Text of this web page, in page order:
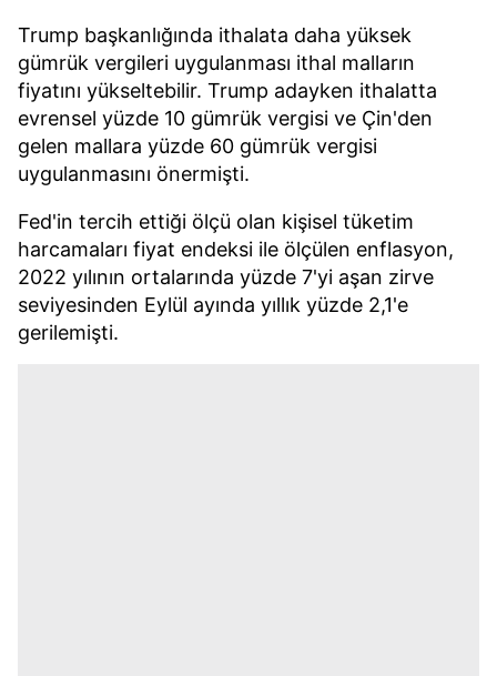
Trump başkanlığında ithalata daha yüksek
gümrük vergileri uygulanması ithal malların
fiyatını yükseltebilir. Trump adayken ithalatta
evrensel yüzde 10 gümrük vergisi ve Çin'den
gelen mallara yüzde 60 gümrük vergisi
uygulanmasını önermişti.
Fed'in tercih ettiği ölçü olan kişisel tüketim
harcamaları fiyat endeksi ile ölçülen enflasyon,
2022 yılının ortalarında yüzde 7'yi aşan zirve
seviyesinden Eylül ayında yıllık yüzde 2,1'e
gerilemişti.